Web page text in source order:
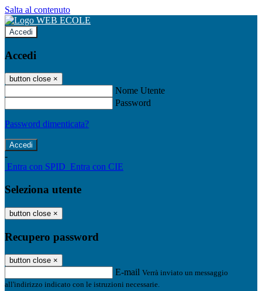
Salta al contenuto
Accedi
Accedi
button close ×
Nome Utente
Password
Password dimenticata?
-
Entra con SPID Entra con CIE
Seleziona utente
button close ×
Recupero password
button close ×
E-mail Verrà inviato un messaggio
all'indirizzo indicato con le istruzioni necessarie.